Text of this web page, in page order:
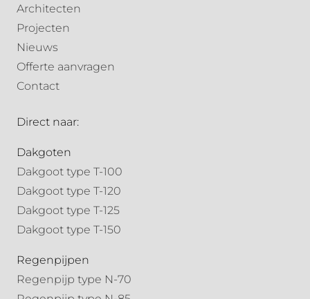
Architecten
Projecten
Nieuws
Offerte aanvragen
Contact
Direct naar:
Dakgoten
Dakgoot type T-100
Dakgoot type T-120
Dakgoot type T-125
Dakgoot type T-150
Regenpijpen
Regenpijp type N-70